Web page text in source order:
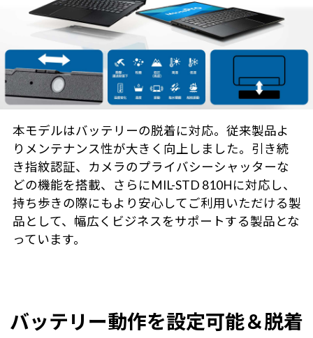
本モデルはバッテリーの脱着に対応。従来製品よ
りメンテナンス性が大きく向上しました。引き続
き指紋認証、カメラのプライバシーシャッターな
どの機能を搭載、さらにMIL-STD 810Hに対応し、
持ち歩きの際にもより安心してご利用いただける製
品として、幅広くビジネスをサポートする製品とな
っています。
バッテリー動作を設定可能＆脱着